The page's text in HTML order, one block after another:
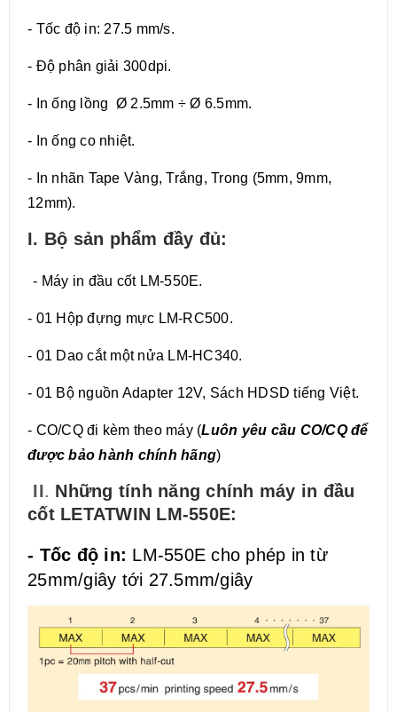
- Tốc độ in: 27.5 mm/s.
- Độ phân giải 300dpi.
- In ống lồng Ø 2.5mm ÷ Ø 6.5mm.
- In ống co nhiệt.
- In nhãn Tape Vàng, Trắng, Trong (5mm, 9mm,
12mm).
I. Bộ sản phẩm đầy đủ:
- Máy in đầu cốt LM-550E.
- 01 Hộp đựng mực LM-RC500.
- 01 Dao cắt một nửa LM-HC340.
- 01 Bộ nguồn Adapter 12V, Sách HDSD tiếng Việt.
- CO/CQ đi kèm theo máy (Luôn yêu cầu CO/CQ để
được bảo hành chính hãng)
II. Những tính năng chính máy in đầu
cốt LETATWIN LM-550E:
- Tốc độ in: LM-550E cho phép in từ
25mm/giây tới 27.5mm/giây